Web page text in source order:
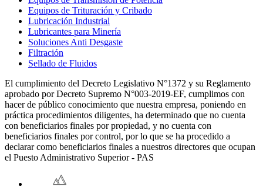
Equipos de Trituración y Cribado
Lubricación Industrial
Lubricantes para Minería
Soluciones Anti Desgaste
Filtración
Sellado de Fluidos
El cumplimiento del Decreto Legislativo N°1372 y su Reglamento
aprobado por Decreto Supremo N°003-2019-EF, cumplimos con
hacer de público conocimiento que nuestra empresa, poniendo en
práctica procedimientos diligentes, ha determinado que no cuenta
con beneficiarios finales por propiedad, y no cuenta con
beneficiarios finales por control, por lo que se ha procedido a
declarar como beneficiarios finales a nuestros directores que ocupan
el Puesto Administrativo Superior - PAS